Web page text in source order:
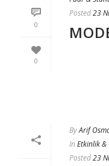
0
0
Posted23
ByArif
In Etkinlik &
Posted23